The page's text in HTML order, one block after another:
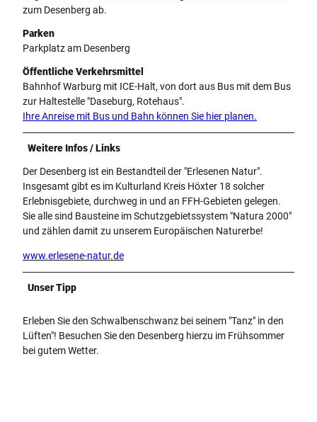
zum Desenberg ab.
Parken
Parkplatz am Desenberg
Öffentliche Verkehrsmittel
Bahnhof Warburg mit ICE-Halt, von dort aus Bus mit dem Bus
zur Haltestelle "Daseburg, Rotehaus".
Ihre Anreise mit Bus und Bahn können Sie hier planen.
Weitere Infos / Links
Der Desenberg ist ein Bestandteil der "Erlesenen Natur".
Insgesamt gibt es im Kulturland Kreis Höxter 18 solcher
Erlebnisgebiete, durchweg in und an FFH-Gebieten gelegen.
Sie alle sind Bausteine im Schutzgebietssystem "Natura 2000"
und zählen damit zu unserem Europäischen Naturerbe!
www.erlesene-natur.de
Unser Tipp
Erleben Sie den Schwalbenschwanz bei seinem "Tanz" in den
Lüften"! Besuchen Sie den Desenberg hierzu im Frühsommer
bei gutem Wetter.